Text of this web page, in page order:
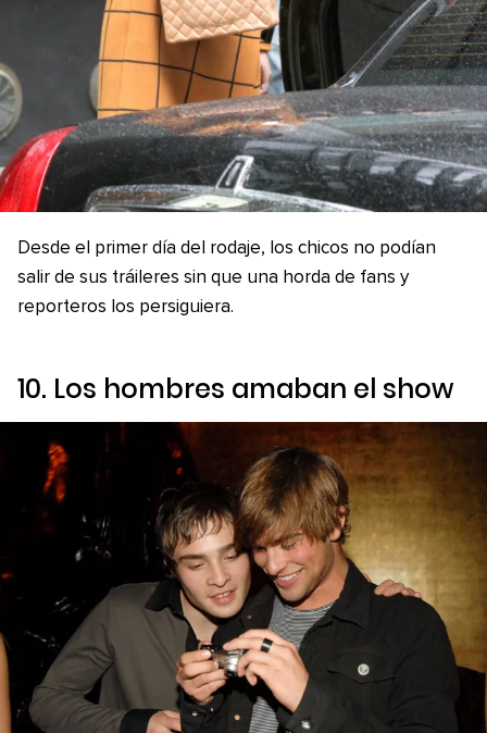
Desde el primer día del rodaje, los chicos no podían
salir de sus tráileres sin que una horda de fans y
reporteros los persiguiera.
10. Los hombres amaban el show